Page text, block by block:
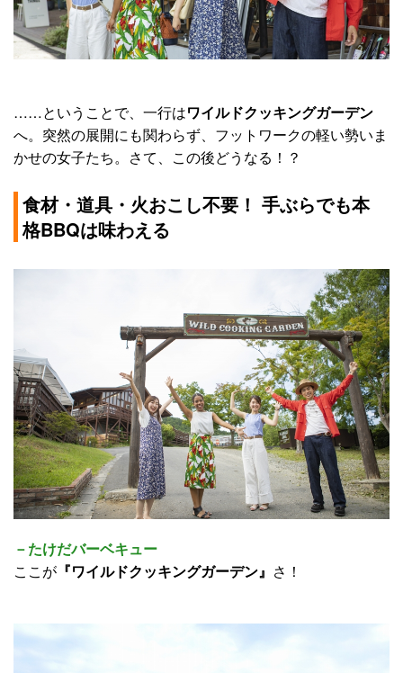
……ということで、一行はワイルドクッキングガーデン
へ。突然の展開にも関わらず、フットワークの軽い勢いま
かせの女子たち。さて、この後どうなる！？
食材・道具・火おこし不要！ 手ぶらでも本
格BBQは味わえる
－たけだバーベキュー
ここが 『ワイルドクッキングガーデン』 さ！